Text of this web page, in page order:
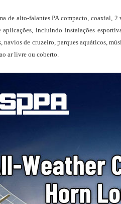
de alto-falantes PA compacto, coaxial,
aplicações, incluindo instalações
navios de cruzeiro, parques aquáticos,
ar livre ou coberto.